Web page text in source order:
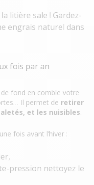
litière sale ! Gardez-
engrais naturel dans
fois par an
fond en comble votre
Il permet de retirer
et les nuisibles.
fois avant l’hiver :
pression nettoyez le